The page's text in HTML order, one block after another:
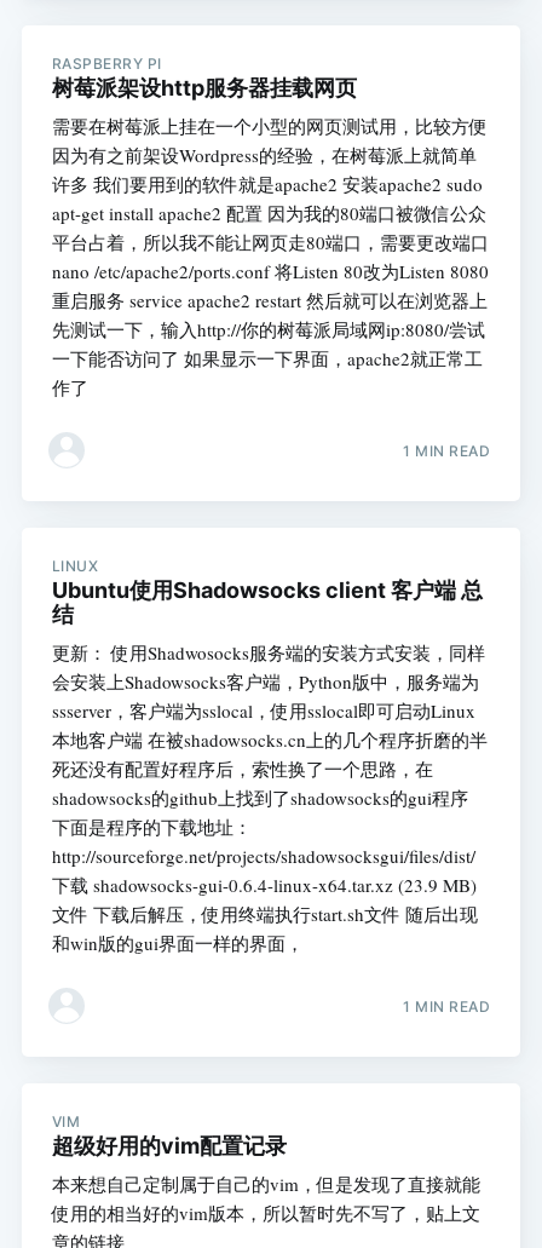
RASPBERRY PI
树莓派架设http服务器挂载网页
需要在树莓派上挂在一个小型的网页测试用，比较方便
因为有之前架设Wordpress的经验，在树莓派上就简单
许多 我们要用到的软件就是apache2 安装apache2 sudo
apt-get install apache2 配置 因为我的80端口被微信公众
平台占着，所以我不能让网页走80端口，需要更改端口
nano /etc/apache2/ports.conf 将Listen 80改为Listen 8080
重启服务 service apache2 restart 然后就可以在浏览器上
先测试一下，输入http://你的树莓派局域网ip:8080/尝试
一下能否访问了 如果显示一下界面，apache2就正常工
作了
1 MIN READ
LINUX
Ubuntu使用Shadowsocks client 客户端 总
结
更新： 使用Shadwosocks服务端的安装方式安装，同样
会安装上Shadowsocks客户端，Python版中，服务端为
ssserver，客户端为sslocal，使用sslocal即可启动Linux
本地客户端 在被shadowsocks.cn上的几个程序折磨的半
死还没有配置好程序后，索性换了一个思路，在
shadowsocks的github上找到了shadowsocks的gui程序
下面是程序的下载地址：
http://sourceforge.net/projects/shadowsocksgui/files/dist/
下载 shadowsocks-gui-0.6.4-linux-x64.tar.xz (23.9 MB)
文件 下载后解压，使用终端执行start.sh文件 随后出现
和win版的gui界面一样的界面，
1 MIN READ
VIM
超级好用的vim配置记录
本来想自己定制属于自己的vim，但是发现了直接就能
使用的相当好的vim版本，所以暂时先不写了，贴上文
章的链接